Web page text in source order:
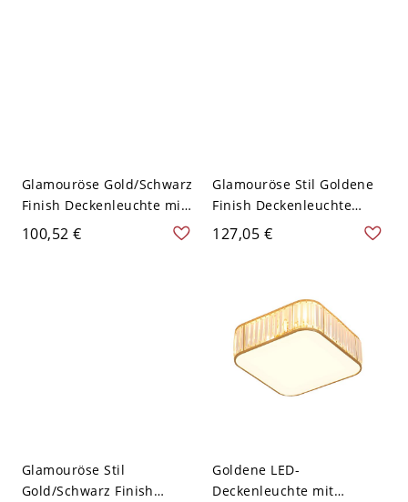
Glamouröse Gold/Schwarz
Finish Deckenleuchte mit
Kristall-LED-Licht -
Runden Schwarz 30,48 cm
100,52 €
Glamouröse Stil Goldene
Finish Deckenleuchte
Runde Kristall-
Deckenleuchte - 35,56 cm
127,05 €
Glamouröse Stil
Gold/Schwarz Finish
Goldene LED-
Deckenleuchte mit